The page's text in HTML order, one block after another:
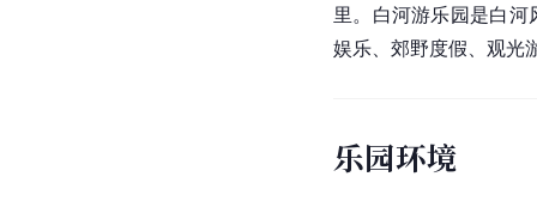
里。白河游乐园是白
娱乐、郊野度假、观光
乐园环境